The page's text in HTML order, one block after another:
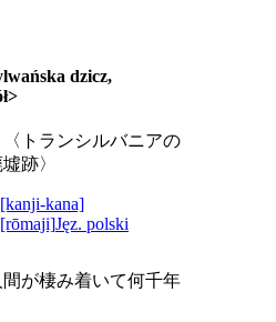
dzicz,
トランシルバニアの
跡〉
kana]
Jęz. polski
が棲み着いて何千年